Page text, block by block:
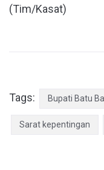
(Tim/Kasat)
Tags: Bupati Batu
Sarat kepentingan